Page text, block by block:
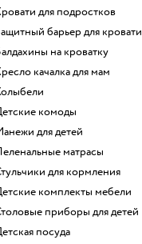
Кровати для подростков
Защитный барьер для кровати
Балдахины на кроватку
Кресло качалка для мам
Колыбели
Детские комоды
Манежи для детей
Пеленальные матрасы
Стульчики для кормления
Детские комплекты мебели
Столовые приборы для детей
Детская посуда